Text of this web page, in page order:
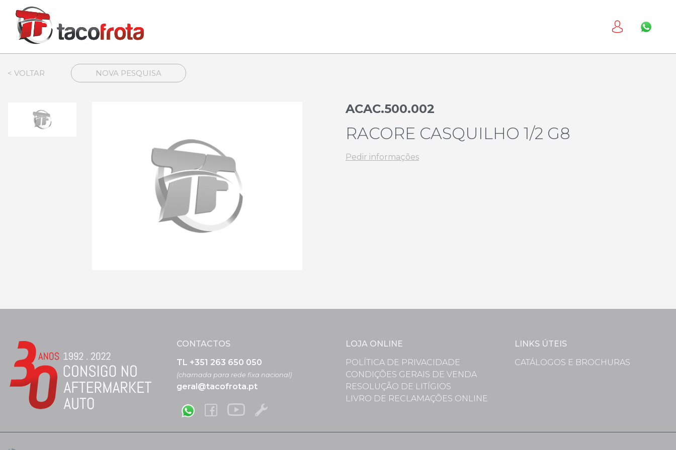
< VOLTAR NOVA PESQUISA
ACAC.500.002
RACORE CASQUILHO 1/2 G8
Pedir informações
CONTACTOS
TL +351 263 650 050
(chamada para rede fixa nacional)
geral@tacofrota.pt
LOJA ONLINE
POLÍTICA DE PRIVACIDADE
CONDIÇÕES GERAIS DE VENDA
RESOLUÇÃO DE LITÍGIOS
LIVRO DE RECLAMAÇÕES ONLINE
LINKS ÚTEIS
CATÁLOGOS E BROCHURAS